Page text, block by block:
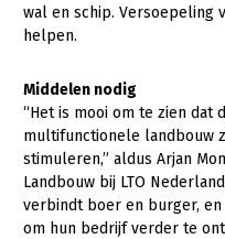
Varkenshouderij
Vollegrondsgroente
Webinars
LTO Nederland
Mensen
Bestuur en Directie
Medewerkers
Jaarverslag 2023
Vacatures
wal en schip. Versoepeling
helpen.
Middelen nodig
“Het is mooi om te zien dat
multifunctionele landbouw
stimuleren,” aldus Arjan
Landbouw bij LTO
verbindt boer en burger,
om hun bedrijf verder te